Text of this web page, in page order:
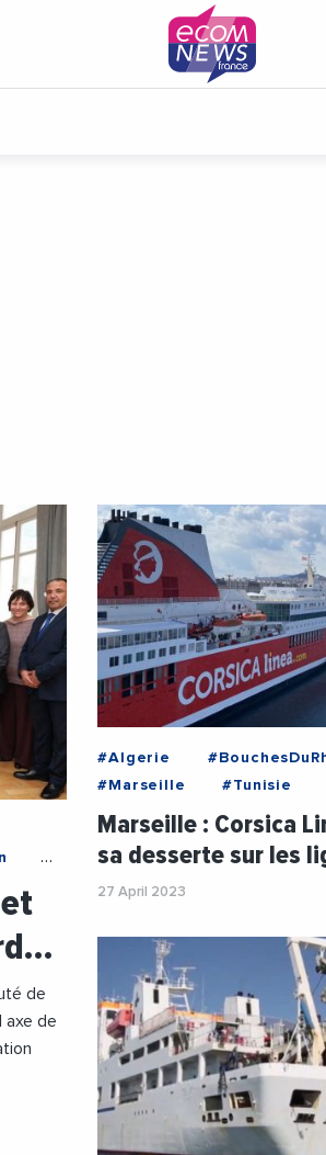
de
axe de
#Algerie
#Marseille
#Tunisie
#EcomnewsMed
Marseille : Corsica
sa desserte sur les
27 April 2023